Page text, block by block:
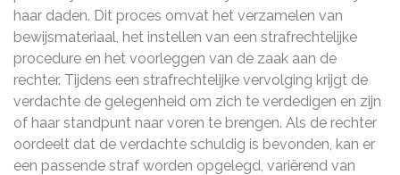
haar daden. Dit proces omvat het verzamelen van
bewijsmateriaal, het instellen van een strafrechtelijke
procedure en het voorleggen van de zaak aan de
rechter. Tijdens een strafrechtelijke vervolging krijgt de
verdachte de gelegenheid om zich te verdedigen en zijn
of haar standpunt naar voren te brengen. Als de rechter
oordeelt dat de verdachte schuldig is bevonden, kan er
een passende straf worden opgelegd, variërend van